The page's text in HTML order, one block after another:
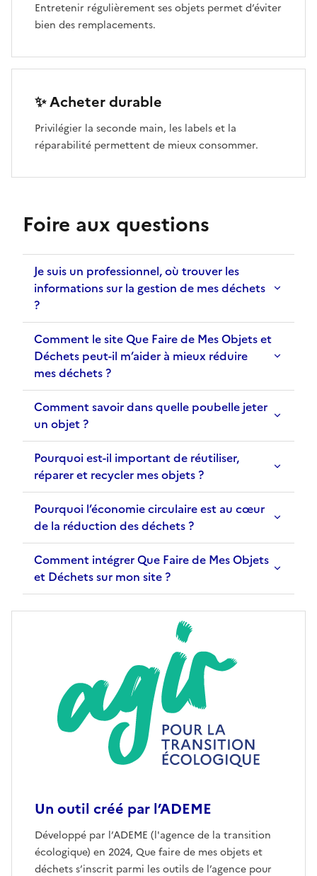
Entretenir régulièrement ses objets permet d’éviter
bien des remplacements.
✨ Acheter durable
Privilégier la seconde main, les labels et la
réparabilité permettent de mieux consommer.
Foire aux questions
Je suis un professionnel, où trouver les
informations sur la gestion de mes déchets
?
Comment le site Que Faire de Mes Objets et
Déchets peut-il m’aider à mieux réduire
mes déchets ?
Comment savoir dans quelle poubelle jeter
un objet ?
Pourquoi est-il important de réutiliser,
réparer et recycler mes objets ?
Pourquoi l’économie circulaire est au cœur
de la réduction des déchets ?
Comment intégrer Que Faire de Mes Objets
et Déchets sur mon site ?
Un outil créé par l’ADEME
Ouvre une nouvelle fenêtre
Développé par l’ADEME (l'agence de la transition
écologique) en 2024, Que faire de mes objets et
déchets s’inscrit parmi les outils de l’agence pour